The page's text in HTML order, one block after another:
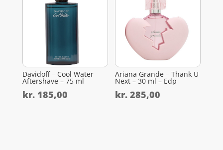
Davidoff – Cool Water
Aftershave – 75 ml
kr.185,00
Ariana Grande – Thank U
Next – 30 ml – Edp
kr. 285,00